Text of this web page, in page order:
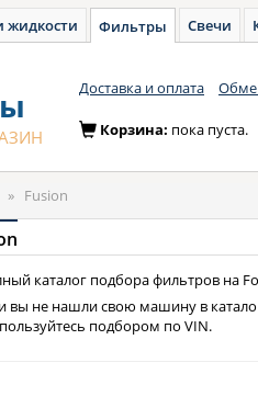
жидкости Фильтры Свечи
Доставка и оплата
Корзина: пока пуста.
» Fusion
каталог подбора фильтров на
вы не нашли свою машину в
подбором по VIN.